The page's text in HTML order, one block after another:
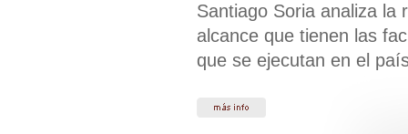
Santiago Soria analiza la
alcance que tienen las
que se ejecutan en el